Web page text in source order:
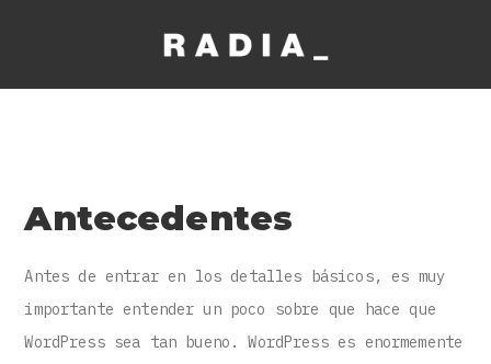
Antecedentes
Antes de entrar en los detalles básicos, es muy
importante entender un poco sobre que hace que
WordPress sea tan bueno. WordPress es enormemente